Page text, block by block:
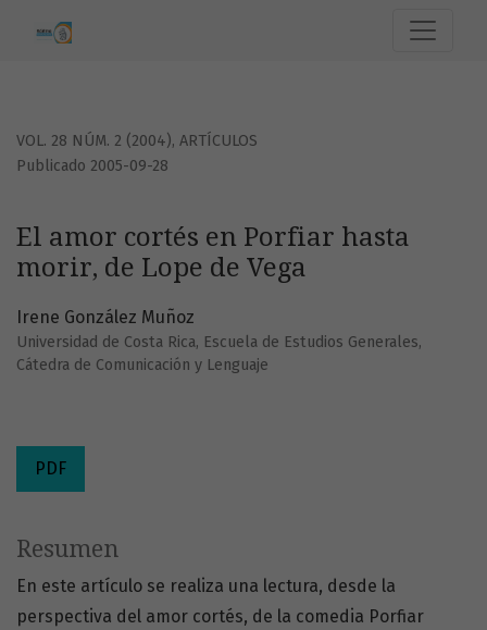
VOL. 28 NÚM. 2 (2004), ARTÍCULOS
El amor cortés en Porfiar hasta
morir, de Lope de Vega
Publicado 2005-09-28
Irene González Muñoz
Universidad de Costa Rica, Escuela de Estudios Generales,
Cátedra de Comunicación y Lenguaje
PDF
Resumen
En este artículo se realiza una lectura, desde la
perspectiva del amor cortés, de la comedia Porfiar